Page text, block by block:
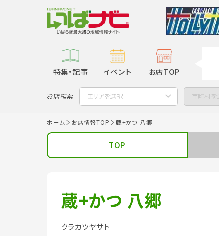
特集・記事 イベント お店TOP
お店検索 エリアを選択 市町村を
ホーム お店情報TOP 蔵+かつ 八郷
TOP
蔵+かつ 八郷
クラカツヤサト